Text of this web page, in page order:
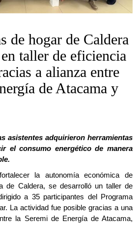
de hogar de Caldera
taller de eficiencia
a alianza entre
de Atacama y
asistentes adquirieron herramientas
el consumo energético de manera
la autonomía económica de
de Caldera, se desarrolló un taller de
a 35 participantes del Programa
La actividad fue posible gracias a una
la Seremi de Energía de Atacama,